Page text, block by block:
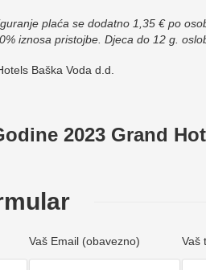
plaća se dodatno 1,35 € po
iznosa pristojbe. Djeca do 12 g.
Baška Voda d.d.
2023 Grand
Vaš Email (obavezno) Vaš